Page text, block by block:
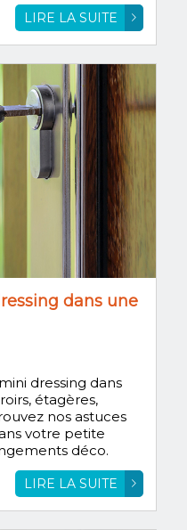
LIRE LA SUITE
dans une
dressing dans
étagères,
nos astuces
votre petite
déco.
LIRE LA SUITE